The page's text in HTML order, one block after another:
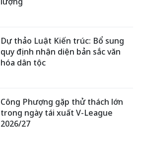
Dự thảo Luật Kiến trúc: Bổ sung
quy định nhận diện bản sắc văn
hóa dân tộc
Công Phượng gặp thử thách lớn
trong ngày tái xuất V-League
2026/27